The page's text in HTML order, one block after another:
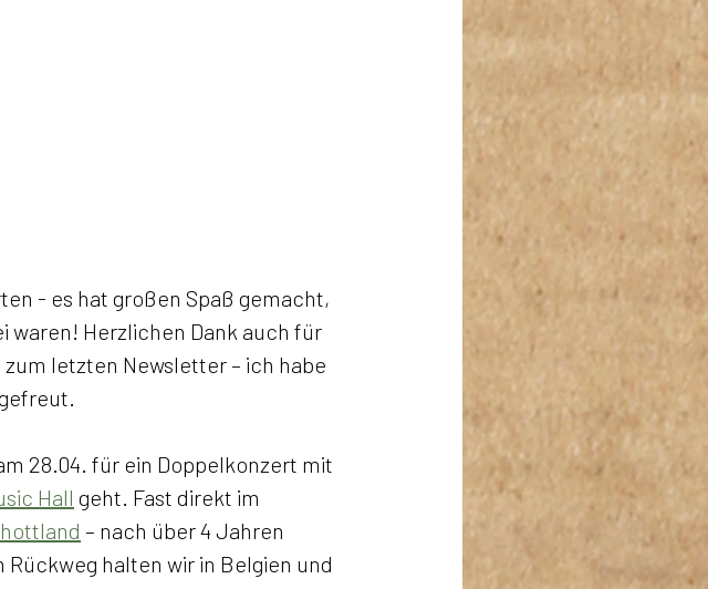
- es hat großen Spaß gemacht,
waren! Herzlichen Dank auch für
letzten Newsletter – ich habe
28.04. für ein Doppelkonzert mit
Hall geht. Fast direkt im
– nach über 4 Jahren
halten wir in Belgien und